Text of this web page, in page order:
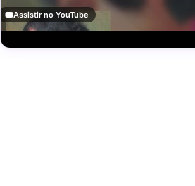
Assistir no YouTube